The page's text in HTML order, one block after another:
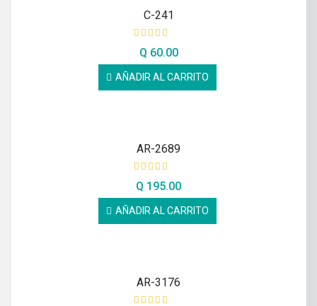
C-241
Q 60.00
AÑADIR AL CARRITO
AR-2689
Q 195.00
AÑADIR AL CARRITO
AR-3176